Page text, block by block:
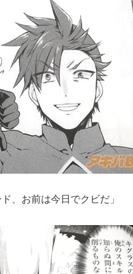
、お前は今日でクビだ」